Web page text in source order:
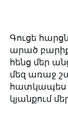
Գուցե
արած
հենց մեր
մեզ առաջ
հատկապես
կյանքում